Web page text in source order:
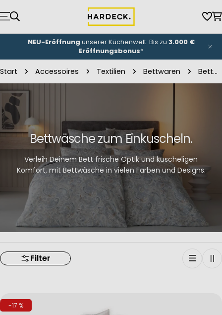
Inhalt
springen
NEU-Eröffnung unserer Küchenwelt: Bis zu 3.000 €
Eröffnungsbonus*
Start Accessoires Textilien Bettwaren Bettwäsche
Bettwäsche zum Einkuscheln.
Verleih Deinem Bett frische Optik und kuscheligen
Komfort, mit Bettwäsche in vielen Farben und Designs.
Filter
-17 %